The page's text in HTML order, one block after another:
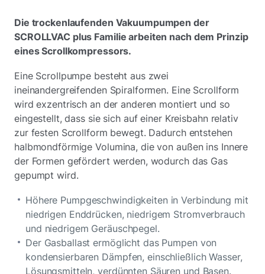
Die trockenlaufenden Vakuumpumpen der
SCROLLVAC plus Familie arbeiten nach dem Prinzip
eines Scrollkompressors.
Eine Scrollpumpe besteht aus zwei
ineinandergreifenden Spiralformen. Eine Scrollform
wird exzentrisch an der anderen montiert und so
eingestellt, dass sie sich auf einer Kreisbahn relativ
zur festen Scrollform bewegt. Dadurch entstehen
halbmondförmige Volumina, die von außen ins Innere
der Formen gefördert werden, wodurch das Gas
gepumpt wird.
Höhere Pumpgeschwindigkeiten in Verbindung mit
niedrigen Enddrücken, niedrigem Stromverbrauch
und niedrigem Geräuschpegel.
Der Gasballast ermöglicht das Pumpen von
kondensierbaren Dämpfen, einschließlich Wasser,
Lösungsmitteln, verdünnten Säuren und Basen.